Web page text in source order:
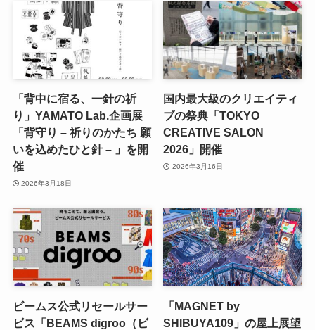
「背中に宿る、一針の祈
り」YAMATO Lab.企画展
「背守り – 祈りのかたち 願
いを込めたひと針 – 」を開
催
2026年3月18日
国内最大級のクリエイティ
ブの祭典「TOKYO
CREATIVE SALON
2026」開催
2026年3月16日
ビームス公式リセールサー
ビス「BEAMS digroo（ビ
「MAGNET by
SHIBUYA109」の屋上展望